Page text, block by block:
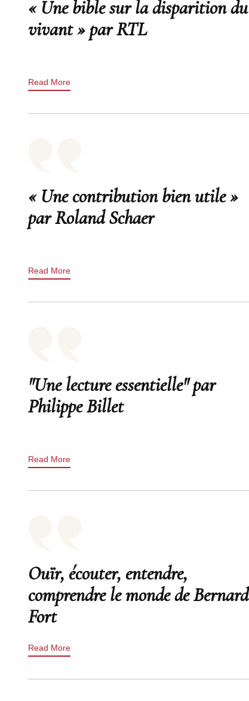
« Une bible sur la disparition du
vivant » par RTL
Read More
« Une contribution bien utile »
par Roland Schaer
Read More
"Une lecture essentielle" par
Philippe Billet
Read More
Ouïr, écouter, entendre,
comprendre le monde de Bernard
Fort
Read More